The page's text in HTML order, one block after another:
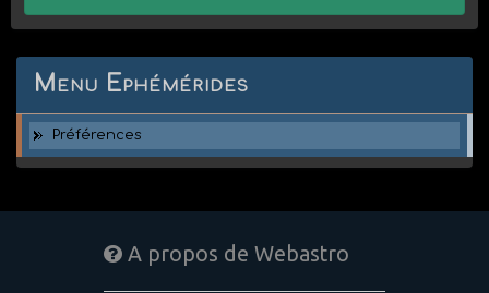
Menu Ephémérides
Préférences
A propos de Webastro